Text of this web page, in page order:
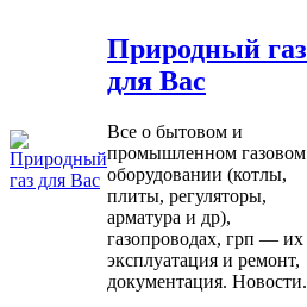
Природный газ
для Вас
Все о бытовом и
промышленном газовом
оборудовании (котлы,
плиты, регуляторы,
арматура и др),
газопроводах, грп — их
эксплуатация и ремонт,
документация. Новости.